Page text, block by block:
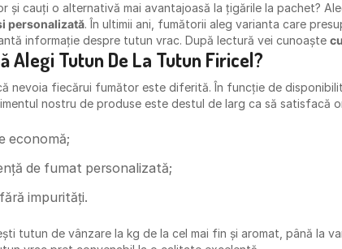
și cauți o alternativă mai avantajoasă la țigările la pachet?
personalizată. În ultimii ani, fumătorii aleg varianta care
informație despre tutun vrac. După lectură vei cunoaște
Alegi Tutun De La Tutun Firicel?
nevoia fiecărui fumător este diferită. În funcție de
nostru de produse este destul de larg ca să satisfacă
economă;
de fumat personalizată;
impurități.
tutun de vânzare la kg de la cel mai fin și aromat, până la